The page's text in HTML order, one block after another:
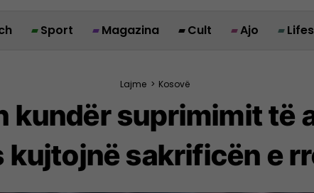
Sport Magazina Cult Ajo
Lajme > Kosovë
kundër suprimimit të
kujtojnë sakrificën e